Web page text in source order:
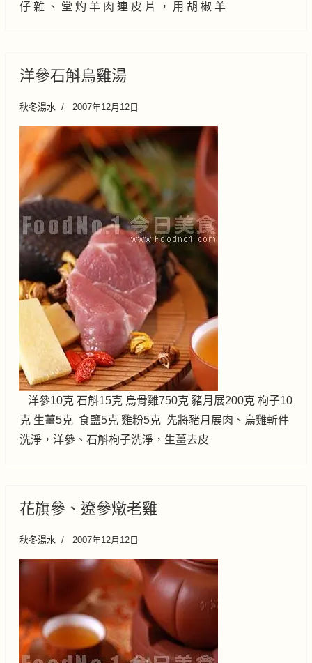
仔 雜 、 堂 灼 羊 肉 連 皮 片 ， 用 胡 椒 羊
洋參石斛烏雞湯
秋冬湯水 2007年12月12日
洋參10克 石斛15克 烏骨雞750克 豬月展200克 枸子10
克 生薑5克 食鹽5克 雞粉5克 先將豬月展肉、烏雞斬件
洗淨，洋參、石斛枸子洗淨，生薑去皮
花旗參、遼參燉老雞
秋冬湯水 2007年12月12日